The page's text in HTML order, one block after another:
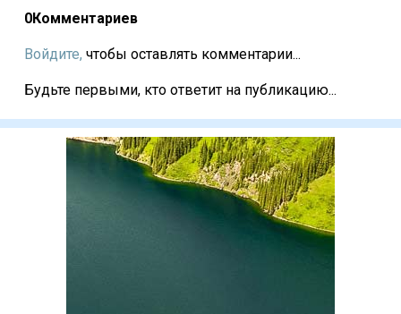
0Комментариев
Войдите, чтобы оставлять комментарии...
Будьте первыми, кто ответит на публикацию...